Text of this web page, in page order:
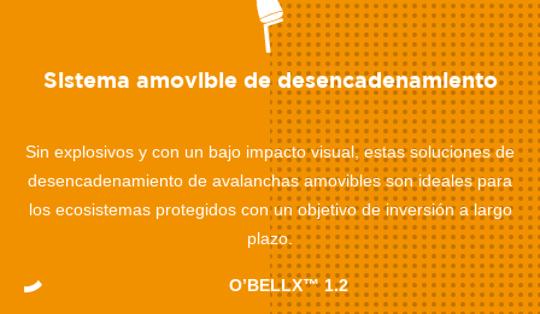
Sistema amovible de desencadenamiento
Sin explosivos y con un bajo impacto visual, estas soluciones de
desencadenamiento de avalanchas amovibles son ideales para
los ecosistemas protegidos con un objetivo de inversión a largo
plazo.
O’BELLX™1.2